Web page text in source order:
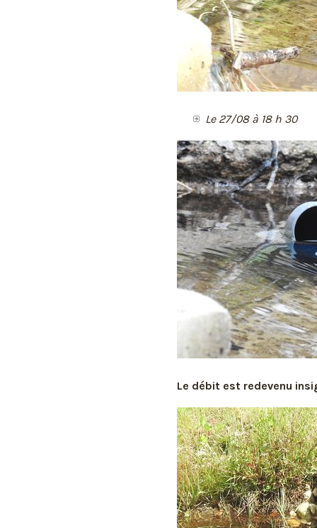
Le 27/08 à 18 h 30
Le débit est redevenu